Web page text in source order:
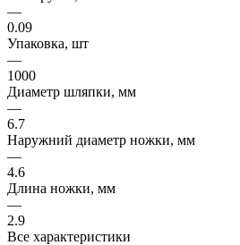
—
0.09
Упаковка, шт
—
1000
Диаметр шляпки, мм
—
6.7
Наружний диаметр ножки, мм
—
4.6
Длина ножки, мм
—
2.9
Все характеристики